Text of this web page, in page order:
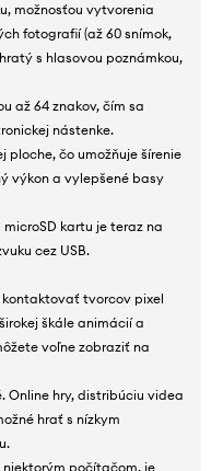
možnosťou vytvorenia
fotografií (až 60 snímok,
s hlasovou poznámkou,
až 64 znakov, čím sa
nástenke.
ploche, čo umožňuje šírenie
výkon a vylepšené basy
kartu je teraz na
cez USB.
tvorcov pixel
škále animácií a
voľne zobraziť na
Online hry, distribúciu videa
hrať s nízkym
niektorým počítačom, je